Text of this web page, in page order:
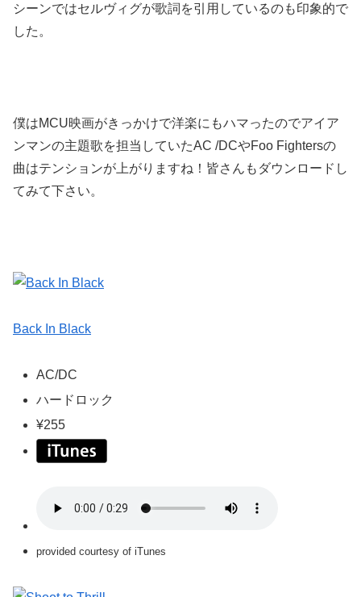
シーンではセルヴィグが歌詞を引用しているのも印象的で
した。
僕はMCU映画がきっかけで洋楽にもハマったのでアイア
ンマンの主題歌を担当していたAC /DCやFoo Fightersの
曲はテンションが上がりますね！皆さんもダウンロードし
てみて下さい。
Back In Black
AC/DC
ハードロック
¥255
provided courtesy of iTunes